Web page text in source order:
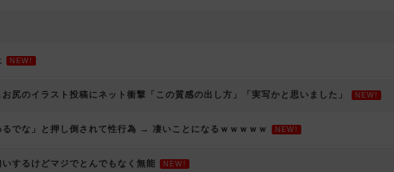
NEW!
尻のイラスト投稿にネット衝撃「この質感の出し方」「実写かと思いました」 NEW!
でな」と押し倒されて性行為 → 凄いことになるｗｗｗｗｗ NEW!
するけどマジでとんでもなく無能 NEW!